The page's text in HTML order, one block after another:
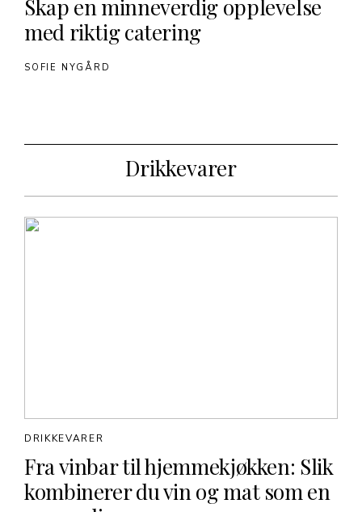
Skap en minneverdig opplevelse
med riktig catering
SOFIE NYGÅRD
Drikkevarer
Fra vinbar til hjemmekjøkken: Slik
kombinerer du vin og mat som en
DRIKKEVARER